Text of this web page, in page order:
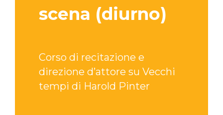
scena (diurno)
Corso di recitazione e
direzione d’attore su Vecchi
tempi di Harold Pinter